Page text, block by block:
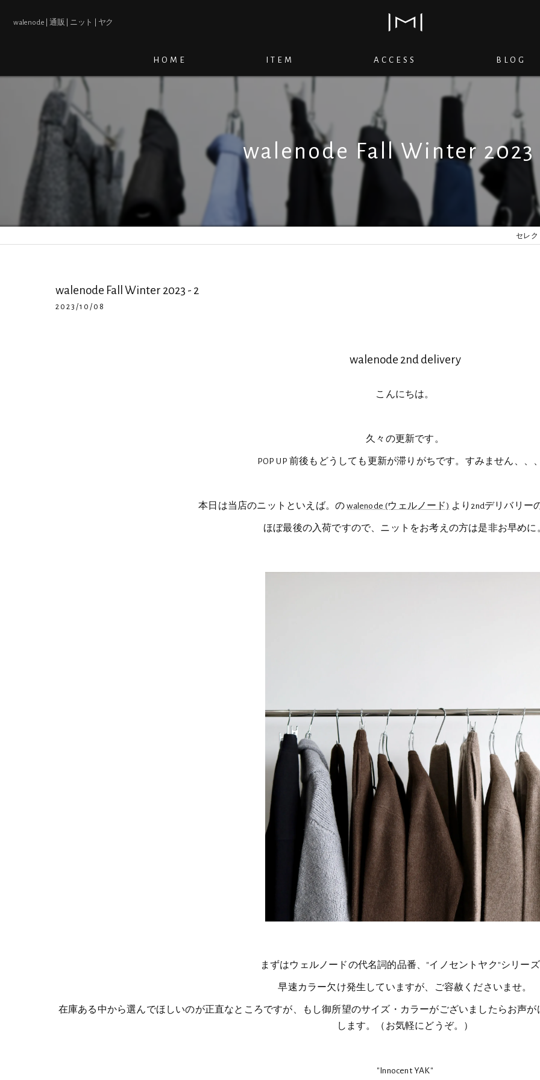
walenode | 通販 | ニット | ヤク
HOME ITEM ACCESS BLOG
walenode Fall Winter 2023
セレク
walenode Fall Winter 2023 - 2
2023/10/08
walenode 2nd delivery
こんにちは。
久々の更新です。
POP UP 前後もどうしても更新が滞りがちです。すみません、、
本日は当店のニットといえば。のwalenode (ウェルノード) より2ndデリバリー
ほぼ最後の入荷ですので、ニットをお考えの方は是非お早めに
まずはウェルノードの代名詞的品番、"イノセントヤク"シリーズ
早速カラー欠け発生していますが、ご容赦くださいませ。
在庫ある中から選んでほしいのが正直なところですが、もし御所望のサイズ・カラーがございましたらお声
します。（お気軽にどうぞ。）
"Innocent YAK"